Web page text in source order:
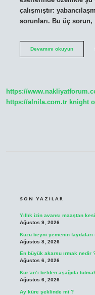
çalışmıştır:
sorunları. Bu üç
Devamını okuyunKafka
https://
https://alnila.com.tr knight
SON YAZILAR
Yıllık izin avansı maaştan
Ağustos 9, 2026
Kuzu beyni yemenin faydaları
Ağustos 8, 2026
En büyük akarsu ırmak nedir
Ağustos 6, 2026
Kur’an’ı belden aşağıda
Ağustos 6, 2026
Ay küre şeklinde mi ?